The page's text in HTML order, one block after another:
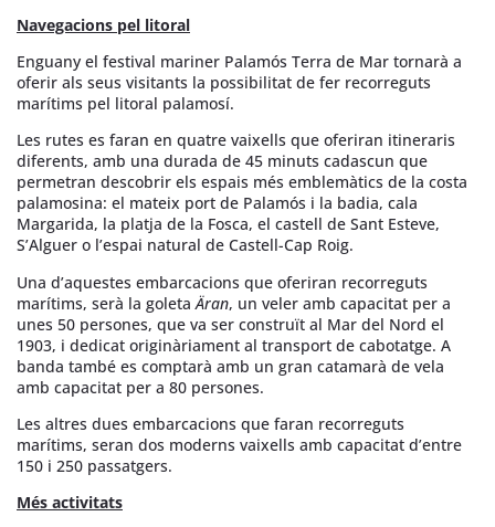
Navegacions pel litoral
Enguany el festival mariner Palamós Terra de Mar tornarà a
oferir als seus visitants la possibilitat de fer recorreguts
marítims pel litoral palamosí.
Les rutes es faran en quatre vaixells que oferiran itineraris
diferents, amb una durada de 45 minuts cadascun que
permetran descobrir els espais més emblemàtics de la costa
palamosina: el mateix port de Palamós i la badia, cala
Margarida, la platja de la Fosca, el castell de Sant Esteve,
S’Alguer o l’espai natural de Castell-Cap Roig.
Una d’aquestes embarcacions que oferiran recorreguts
marítims, serà la goleta Äran, un veler amb capacitat per a
unes 50 persones, que va ser construït al Mar del Nord el
1903, i dedicat originàriament al transport de cabotatge. A
banda també es comptarà amb un gran catamarà de vela
amb capacitat per a 80 persones.
Les altres dues embarcacions que faran recorreguts
marítims, seran dos moderns vaixells amb capacitat d’entre
150 i 250 passatgers.
Més activitats